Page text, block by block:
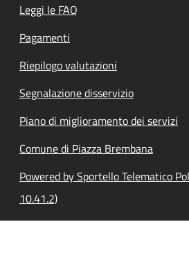
Leggi le FAQ
Pagamenti
Riepilogo valutazioni
Segnalazione disservizio
Piano di miglioramento dei servizi
Comune di Piazza Brembana
Powered by Sportello Telematico
10.41.2)